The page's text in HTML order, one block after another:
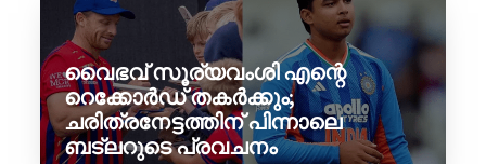
വൈഭവ് സൂര്യവംശി എന്റെ
റെക്കോർഡ് തകർക്കും;
ചരിത്രനേട്ടത്തിന് പിന്നാലെ
ബട്‌ലറുടെ പ്രവചനം